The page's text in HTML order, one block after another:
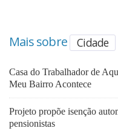
Mais sobre Cidade
Casa do Trabalhador de
Meu Bairro Acontece
Projeto propõe isenção
pensionistas